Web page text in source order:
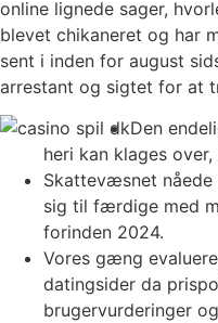
online lignede sager,
blevet chikaneret og har
sent i inden for august
arrestant og sigtet for at
Den
heri kan klages
Skattevæsnet
sig til færdige med
forinden 2024.
Vores gæng
datingsider da
brugervurderinger